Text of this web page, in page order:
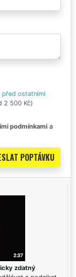
před ostatními
2 500 Kč)
podmínkami a
zdatný